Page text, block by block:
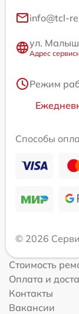
info@tcl-
ул.
Адрес
Режим
Способы
© 2026
Стоимость
Оплата и
Контакты
Вакансии